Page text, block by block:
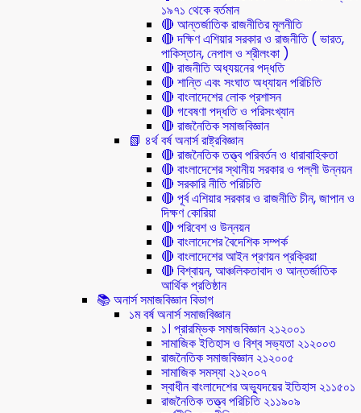
১৯৭১ থেকে বর্তমান
🔴 আন্তর্জাতিক রাজনীতির মূলনীতি
🔴 দক্ষিণ এশিয়ার সরকার ও রাজনীতি ( ভারত,
পাকিস্তান, নেপাল ও শ্রীলংকা )
🔴 রাজনীতি অধ্যয়নের পদ্ধতি
🔴 শান্তি এবং সংঘাত অধ্যায়ন পরিচিতি
🔴 বাংলাদেশের লোক প্রশাসন
🔴 গবেষণা পদ্ধতি ও পরিসংখ্যান
🔴 রাজনৈতিক সমাজবিজ্ঞান
📗 ৪র্থ বর্ষ অনার্স রাষ্ট্রবিজ্ঞান
🔴 রাজনৈতিক তত্ত্ব পরিবর্তন ও ধারাবাহিকতা
🔴 বাংলাদেশের স্থানীয় সরকার ও পল্লী উন্নয়ন
🔴 সরকারি নীতি পরিচিতি
🔴 পূর্ব এশিয়ার সরকার ও রাজনীতি চীন, জাপান ও
দিক্ষণ কোরিয়া
🔴 পরিবেশ ও উন্নয়ন
🔴 বাংলাদেশের বৈদেশিক সম্পর্ক
🔴 বাংলাদেশের আইন প্রণয়ন প্রক্রিয়া
🔴 বিশ্বায়ন, আঞ্চলিকতাবাদ ও আন্তর্জাতিক
আর্থিক প্রতিষ্ঠান
📚 অনার্স সমাজবিজ্ঞান বিভাগ
১ম বর্ষ অনার্স সমাজবিজ্ঞান
১। প্রারম্ভিক সমাজবিজ্ঞান ২১২০০১
সামাজিক ইতিহাস ও বিশ্ব সভ্যতা ২১২০০৩
রাজনৈতিক সমাজবিজ্ঞান ২১২০০৫
সামাজিক সমস্যা ২১২০০৭
স্বাধীন বাংলাদেশের অভ্যুদয়ের ইতিহাস ২১১৫০১
রাজনৈতিক তত্ত্ব পরিচিতি ২১১৯০৯